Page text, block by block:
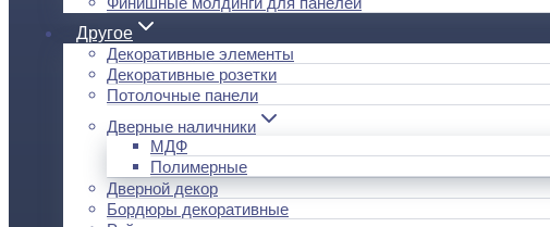
Другое
Декоративные элементы
Декоративные розетки
Потолочные панели
Дверные наличники
МДФ
Полимерные
Дверной декор
Бордюры декоративные